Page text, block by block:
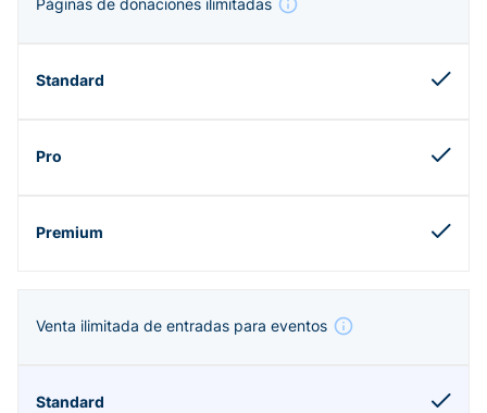
Páginas de donaciones ilimitadas
Venta ilimitada de entradas para eventos